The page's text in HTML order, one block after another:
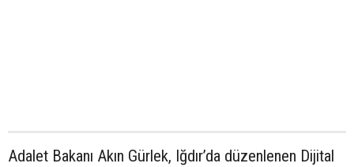
Adalet Bakanı Akın Gürlek, Iğdır’da düzenlenen Dijital